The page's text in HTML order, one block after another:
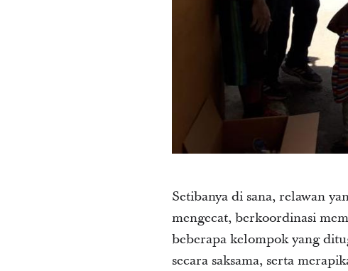
Setibanya di sana, relawan
mengecat, berkoordinasi
beberapa kelompok yang
secara saksama, serta